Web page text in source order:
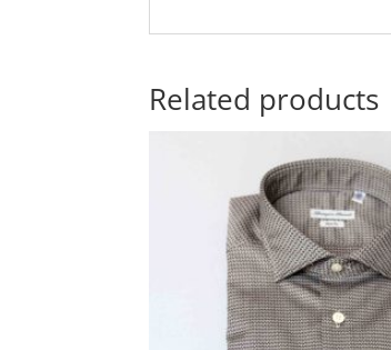
Related products